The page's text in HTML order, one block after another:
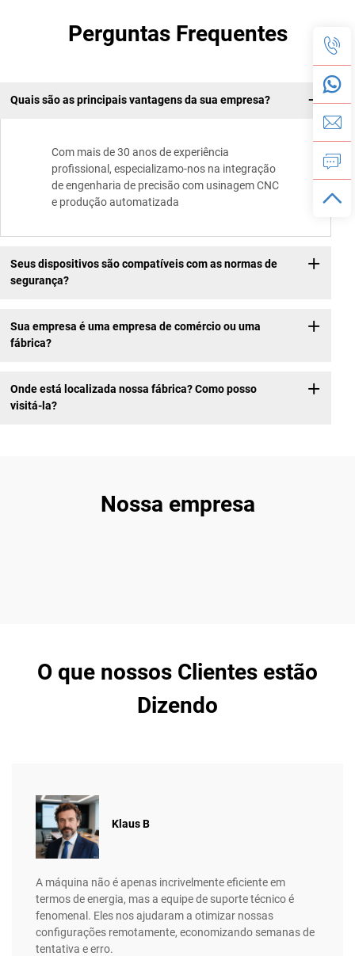
Perguntas Frequentes
Quais são as principais vantagens da sua empresa?
Com mais de 30 anos de experiência
profissional, especializamo-nos na integração
de engenharia de precisão com usinagem CNC
e produção automatizada
Seus dispositivos são compatíveis com as normas de
segurança?
Sua empresa é uma empresa de comércio ou uma
fábrica?
Onde está localizada nossa fábrica? Como posso
visitá-la?
Nossa empresa
O que nossos Clientes estão
Dizendo
Klaus B
A máquina não é apenas incrivelmente eficiente em
termos de energia, mas a equipe de suporte técnico é
fenomenal. Eles nos ajudaram a otimizar nossas
configurações remotamente, economizando semanas de
tentativa e erro.